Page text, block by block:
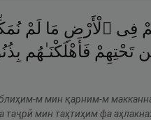
فِى ٱلْأَرْضِ مَا لَمْ
تَحْتِهِمْ فَأَهْلَكْنَـٰهُم
м мин қарним-м
таҷрӣ мин таҳтиҳим фа